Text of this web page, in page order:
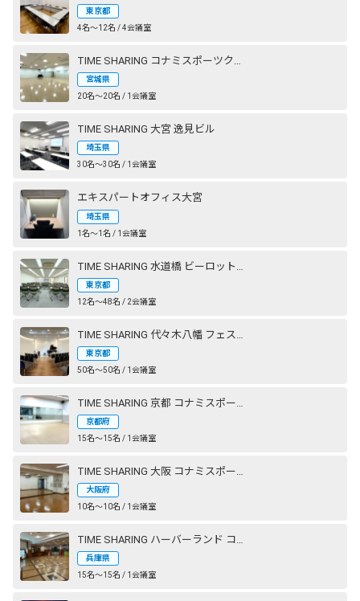
東京都
4名〜12名 / 4会議室
TIME SHARING コナミスポーツクラブ 仙台長町
宮城県
20名〜20名 / 1会議室
TIME SHARING 大宮 逸見ビル
埼玉県
30名〜30名 / 1会議室
エキスパートオフィス大宮
埼玉県
1名〜1名 / 1会議室
東京都
12名〜48名 / 2会議室
東京都
50名〜50名 / 1会議室
京都府
15名〜15名 / 1会議室
大阪府
10名〜10名 / 1会議室
兵庫県
15名〜15名 / 1会議室